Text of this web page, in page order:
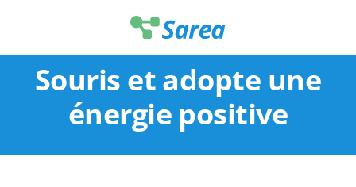
contenu
Souris et adopte une
énergie positive